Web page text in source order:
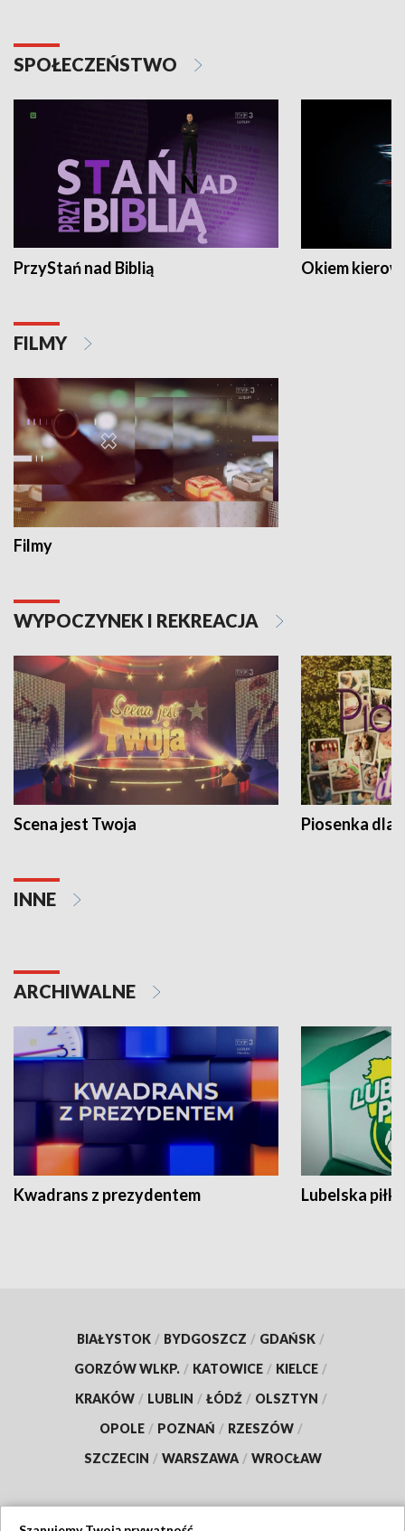
SPOŁECZEŃSTWO
PrzyStań nad Biblią Okiem
FILMY
Filmy
WYPOCZYNEK I REKREACJA
Scena jest Twoja Piosenka dla
INNE
ARCHIWALNE
Kwadrans z prezydentem Lubelska piłka
BIAŁYSTOK / BYDGOSZCZ / GDAŃSK /
GORZÓW WLKP. / KATOWICE / KIELCE /
KRAKÓW / LUBLIN / ŁÓDŹ / OLSZTYN /
OPOLE / POZNAŃ / RZESZÓW /
SZCZECIN / WARSZAWA / WROCŁAW